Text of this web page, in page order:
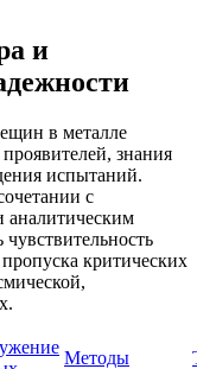
и
в металле
знания
испытаний.
с
аналитическим
критических
Методы